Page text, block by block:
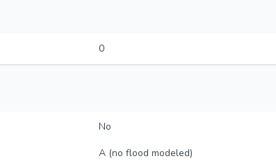
0
No
A (no flood modeled)